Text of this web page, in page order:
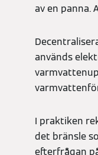
av en panna.
används
I praktiken
det bränsle
efterfrågan